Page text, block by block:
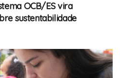
OCB/ES vira
sustentabilidade